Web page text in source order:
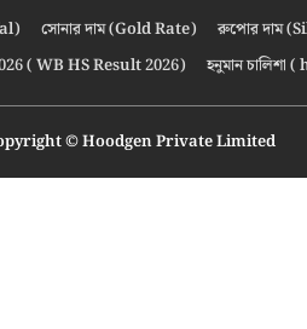
সোনার দাম (Gold Rate) রুপোর দাম
( WB HS Result 2026) হনুমান
© Hoodgen Private Limited